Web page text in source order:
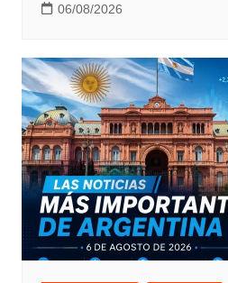
06/08/2026